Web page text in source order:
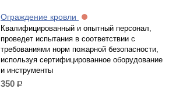
Ограждение кровли
Квалифицированный и опытный персонал,
проведет испытания в соответствии с
требованиями норм пожарной безопасности,
используя сертифицированное оборудование
и инструменты
350 р.